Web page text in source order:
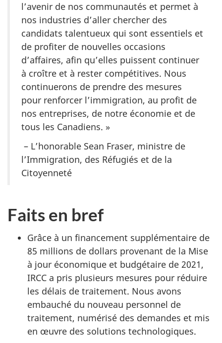
l’avenir de nos communautés et permet à
nos industries d’aller chercher des
candidats talentueux qui sont essentiels et
de profiter de nouvelles occasions
d’affaires, afin qu’elles puissent continuer
à croître et à rester compétitives. Nous
continuerons de prendre des mesures
pour renforcer l’immigration, au profit de
nos entreprises, de notre économie et de
tous les Canadiens. »
– L’honorable Sean Fraser, ministre de
l’Immigration, des Réfugiés et de la
Citoyenneté
Faits en bref
Grâce à un financement supplémentaire de
85 millions de dollars provenant de la Mise
à jour économique et budgétaire de 2021,
IRCC a pris plusieurs mesures pour réduire
les délais de traitement. Nous avons
embauché du nouveau personnel de
traitement, numérisé des demandes et mis
en œuvre des solutions technologiques.